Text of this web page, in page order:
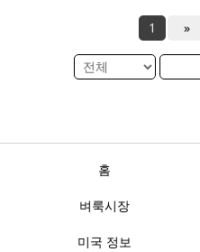
1 »
홈
벼룩시장
미국 정보